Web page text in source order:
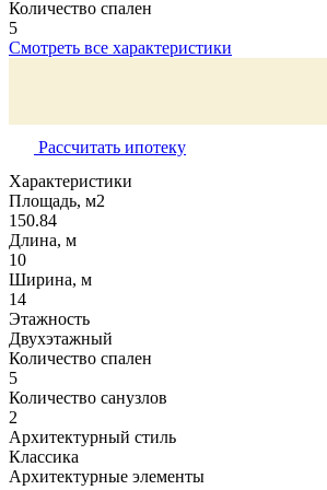
Количество спален
5
Смотреть все характеристики
Рассчитать ипотеку
Характеристики
Площадь, м2
150.84
Длина, м
10
Ширина, м
14
Этажность
Двухэтажный
Количество спален
5
Количество санузлов
2
Архитектурный стиль
Классика
Архитектурные элементы